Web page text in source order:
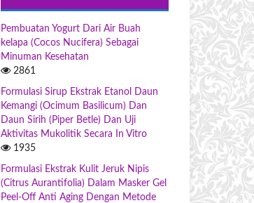
Pembuatan Yogurt Dari Air Buah
kelapa (Cocos Nucifera) Sebagai
Minuman Kesehatan
2861
Formulasi Sirup Ekstrak Etanol Daun
Kemangi (Ocimum Basilicum) Dan
Daun Sirih (Piper Betle) Dan Uji
Aktivitas Mukolitik Secara In Vitro
1935
Formulasi Ekstrak Kulit Jeruk Nipis
(Citrus Aurantifolia) Dalam Masker Gel
Peel-Off Anti Aging Dengan Metode